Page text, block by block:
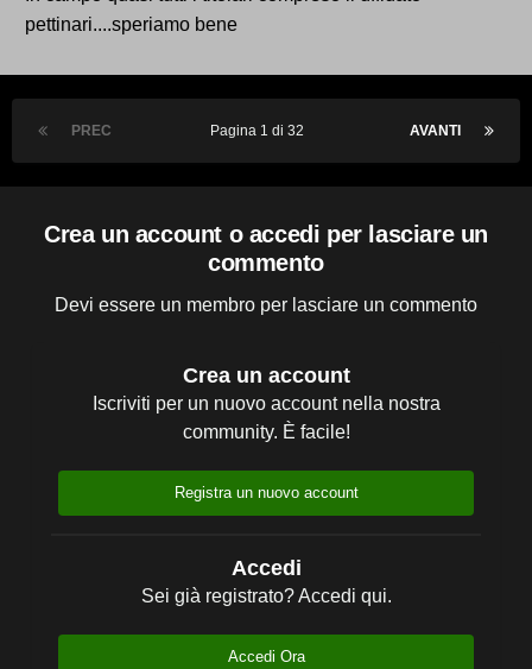
pettinari....speriamo bene
PREC AVANTI
Pagina 1 di 32
Crea un account o accedi per lasciare un
commento
Devi essere un membro per lasciare un commento
Crea un account
Iscriviti per un nuovo account nella nostra
community. È facile!
Registra un nuovo account
Accedi
Sei già registrato? Accedi qui.
Accedi Ora